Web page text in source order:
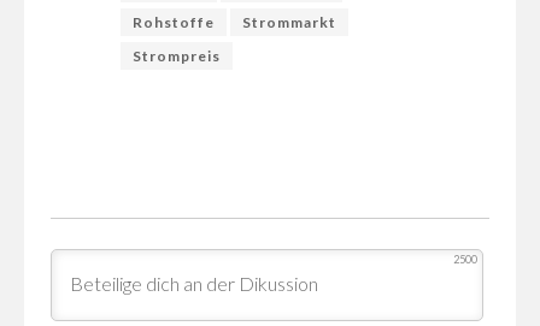
Rohstoffe
Strommarkt
Strompreis
2500